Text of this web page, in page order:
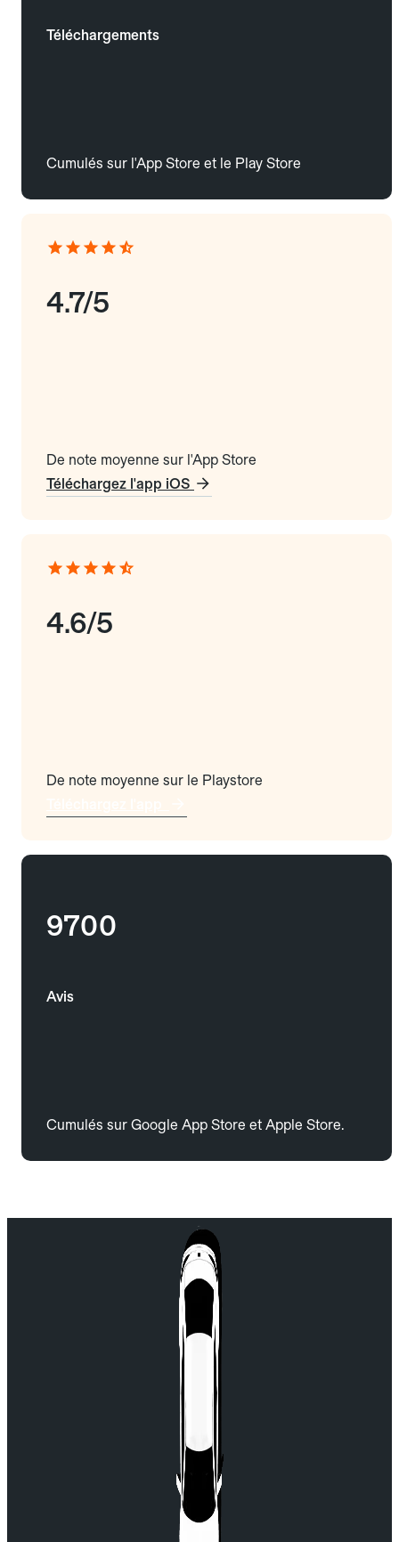
Téléchargements
Cumulés sur l'App Store et le Play Store
4.7/5
De note moyenne sur l'App Store
Téléchargez l'app iOS
4.6/5
De note moyenne sur le Playstore
9700
Avis
Cumulés sur Google App Store et Apple Store.